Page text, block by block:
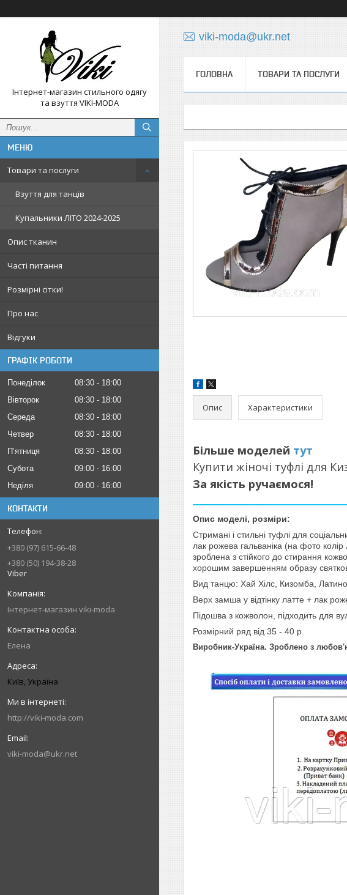
Інтернет-магазин стильного одягу
та взуття VIKI-MODA
Товари та послуги
Взуття для танців
Купальники ЛІТО 2024-2025
Опис тканин
Часті питання
Розмірні сітки!
Про нас
Відгуки
ГРАФІК РОБОТИ
Понеділок 08:30
18:00
Вівторок
08:30
18:00
Середа
08:30
18:00
Четвер
08:30
18:00
Пʼятниця
08:30
18:00
Субота
09:00
16:00
Неділя
09:00 16:00
КОНТАКТИ
+380 (97) 615-66-48
+380 (50) 194-38-28
Viber
Інтернет-магазин viki-moda
Елена
Київ, Україна
http://viki-moda.com
viki-moda@ukr.net
viki-moda@ukr.net
ГОЛОВНА ТОВАРИ ТА ПОСЛУГИ
Опис Характеристики
Більше моделей тут
Купити жіночі туфлі для
За якість ручаємося!
Опис моделі, розміри:
Стримані і стильні туфлі для
лак рожева гальваніка (на фото
зроблена з стійкого до стирання
хорошим завершенням образу
Вид танцю: Хай Хілс, Кизомба,
Верх замша у відтінку латте + лак
Підошва з кожволон, підходить для
Розмірний ряд від 35 - 40 р.
Виробник-Україна. Зроблено з